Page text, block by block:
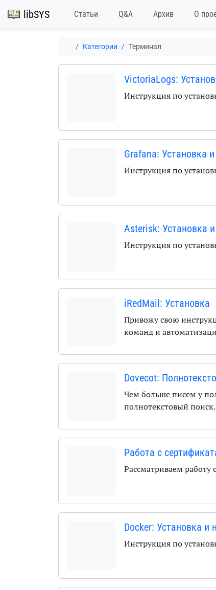
libSYS Статьи Q&A Архив О
Категории Терминал
VictoriaLogs:
Инструкция по
Grafana: Установка
Инструкция по
Asterisk: Установка
Инструкция по
iRedMail: Установка
Привожу свою
команд и
Dovecot:
Чем больше писем у
полнотекстовый поиск.
Работа с
Рассматриваем
Docker: Установка и
Инструкция по